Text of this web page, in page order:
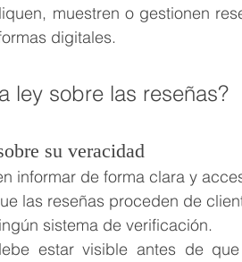
muestren o gestionen
digitales.
ley sobre las reseñas?
su veracidad
informar de forma clara y
las reseñas proceden de
sistema de verificación.
estar visible antes de